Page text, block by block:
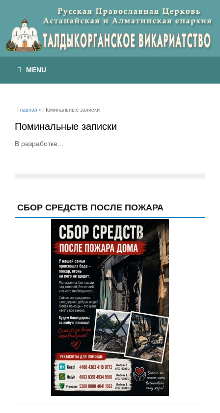
MENU
Вы здесь
Главная » Поминальные записки
Поминальные записки
В разработке...
СБОР СРЕДСТВ ПОСЛЕ ПОЖАРА